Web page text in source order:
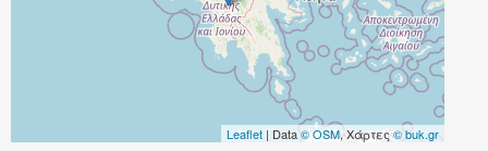
Leaflet | Data© OSM, Χάρτες© buk.gr